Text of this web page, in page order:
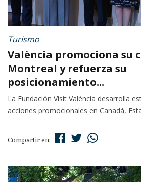
Turismo
València promociona su
Montreal y refuerza su
posicionamiento...
La Fundación Visit València desarrolla
acciones promocionales en Canadá,
Compartir en: